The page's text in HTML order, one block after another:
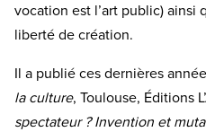
vocation est l’art public) ainsi
liberté de création.
Il a publié ces dernières
la culture, Toulouse, Éditions
spectateur ? Invention et